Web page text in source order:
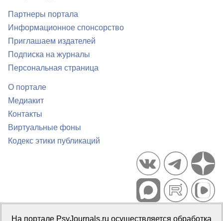
Партнеры портала
Информационное спонсорство
Приглашаем издателей
Подписка на журналы
Персональная страница
О портале
Медиакит
Контакты
Виртуальные фоны
Кодекс этики публикаций
Портал психологических изданий PsyJournals.ru, 2007–2026
На портале PsyJournals.ru осуществляется обработка